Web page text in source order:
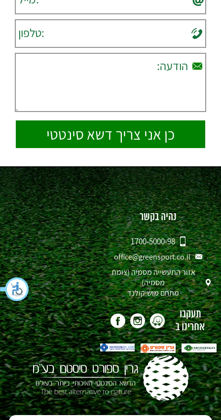
נהיה בקשר
1700-5000-98
office@greensport.co.il
אזור התעשייה מסמיה (צומת
מסמיה)
מתחם מושיקולנד
תעקבו
אחרינו ב